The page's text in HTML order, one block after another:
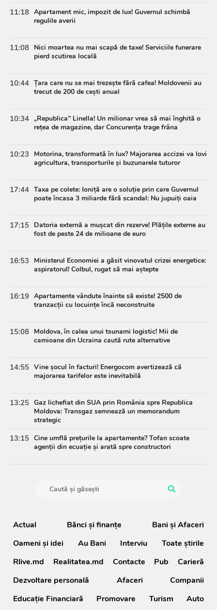
11:18 Apartament mic, impozit de lux! Guvernul schimbă
regulile averii
11:08 Nici moartea nu mai scapă de taxe! Serviciile funerare
pierd scutirea locală
10:44 Țara care nu se mai trezește fără cafea! Moldovenii au
trecut de 200 de cești anual
10:34 „Republica” Linella! Un milionar vrea să mai înghită o
rețea de magazine, dar Concurența trage frâna
10:23
Motorina, transformată în lux? Majorarea accizei va lovi
agricultura, transporturile și buzunarele tuturor
17:44 Taxa pe colete: Ioniță are o soluție prin care Guvernul
poate încasa 3 miliarde fără scandal: Nu jupuiți oaia
17:15 Datoria externă a mușcat din rezerve! Plățile externe au
fost de peste 24 de milioane de euro
16:53
Ministerul Economiei a găsit vinovatul crizei energetice:
aspiratorul! Colbul, rugat să mai aștepte
16:19 Apartamente vândute înainte să existe! 2500 de
tranzacții cu locuințe încă neconstruite
15:08 Moldova, în calea unui tsunami logistic! Mii de
camioane din Ucraina caută rute alternative
14:55 Vine șocul în facturi! Energocom avertizează că
majorarea tarifelor este inevitabilă
13:25 Gaz lichefiat din SUA prin România spre Republica
Moldova: Transgaz semnează un memorandum
strategic
13:15 Cine umflă prețurile la apartamente? Tofan scoate
agenții din ecuație și arată spre constructori
Actual Bănci şi finanţe
Bani și Afaceri
Oameni şi idei
Au Bani Interviu
Toate știrile
Rlive.md
Realitatea.md Contacte Pub
Carieră
Dezvoltare personală
Afaceri
Companii
Educație Financiară
Promovare Turism Auto